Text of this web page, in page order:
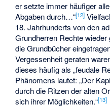
er setzte immer häufiger
Abgaben durch…“[12]
18. Jahrhunderts von den
Grundherren Rechte
die Grundbücher
Vergessenheit geraten
dieses häufig als „feudale
Phänomens lautet: „Der
durch die Ritzen der alten
sich ihrer Möglichkeiten.“[13]